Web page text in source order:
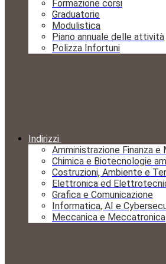
Formazione corsi
Graduatorie
Modulistica
Piano annuale delle attività
Polizza Infortuni
Indirizzi
Amministrazione Finanza e
Chimica e Biotecnologie
Costruzioni, Ambiente e
Elettronica ed
Grafica e Comunicazione
Informatica, AI e
Meccanica e Meccatronica